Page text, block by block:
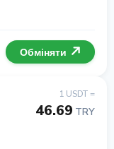
Обміняти
1 USDT =
46.69 TRY